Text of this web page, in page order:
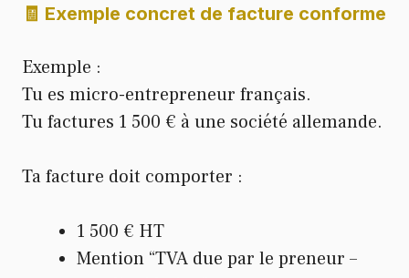
🧾 Exemple concret de facture conforme
Exemple :
Tu es micro-entrepreneur français.
Tu factures 1 500 € à une société allemande.
Ta facture doit comporter :
1 500 € HT
Mention “TVA due par le preneur –